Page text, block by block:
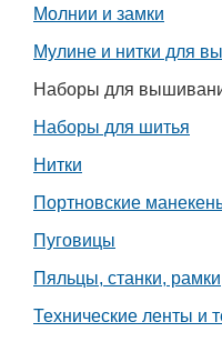
Погода
Еще
Молнии и замки
Мулине и нитки для
Наборы для
Наборы для шитья
Нитки
Портновские
Пуговицы
Пяльцы, станки, рамки
Технические ленты и